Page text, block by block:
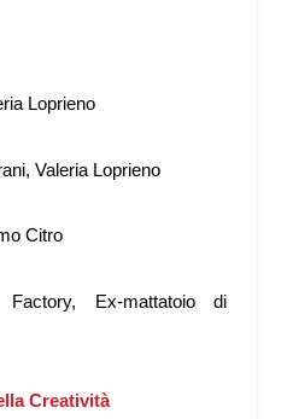
Loprieno
Valeria Loprieno
Citro
Ex-mattatoio di
Creatività